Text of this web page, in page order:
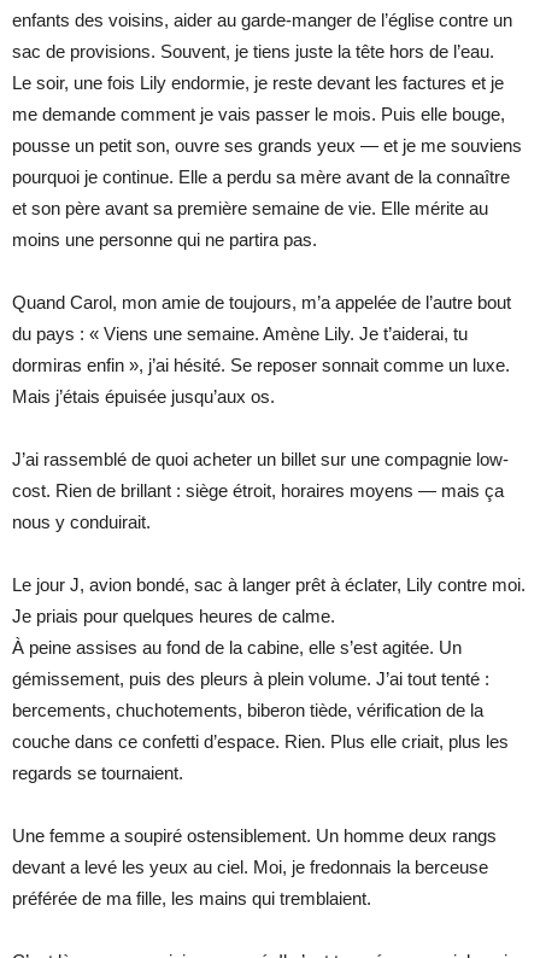
enfants des voisins, aider au garde-manger de l’église contre un
sac de provisions. Souvent, je tiens juste la tête hors de l’eau.
Le soir, une fois Lily endormie, je reste devant les factures et je
me demande comment je vais passer le mois. Puis elle bouge,
pousse un petit son, ouvre ses grands yeux — et je me souviens
pourquoi je continue. Elle a perdu sa mère avant de la connaître
et son père avant sa première semaine de vie. Elle mérite au
moins une personne qui ne partira pas.
Quand Carol, mon amie de toujours, m’a appelée de l’autre bout
du pays : « Viens une semaine. Amène Lily. Je t’aiderai, tu
dormiras enfin », j’ai hésité. Se reposer sonnait comme un luxe.
Mais j’étais épuisée jusqu’aux os.
J’ai rassemblé de quoi acheter un billet sur une compagnie low-
cost. Rien de brillant : siège étroit, horaires moyens — mais ça
nous y conduirait.
Le jour J, avion bondé, sac à langer prêt à éclater, Lily contre moi.
Je priais pour quelques heures de calme.
À peine assises au fond de la cabine, elle s’est agitée. Un
gémissement, puis des pleurs à plein volume. J’ai tout tenté :
bercements, chuchotements, biberon tiède, vérification de la
couche dans ce confetti d’espace. Rien. Plus elle criait, plus les
regards se tournaient.
Une femme a soupiré ostensiblement. Un homme deux rangs
devant a levé les yeux au ciel. Moi, je fredonnais la berceuse
préférée de ma fille, les mains qui tremblaient.